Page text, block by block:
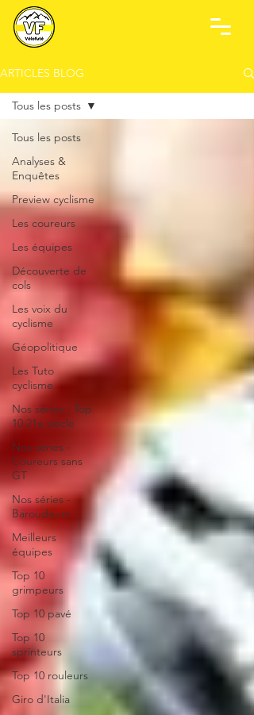
ARTICLES BLOG
Tous les posts
Analyses &
Enquêtes
Preview cyclisme
Les coureurs
Les équipes
Découverte de
cols
Les voix du
cyclisme
Géopolitique
Les Tuto
cyclisme
Nos séries - Top
10 21e siècle
Nos séries -
Coureurs sans
GT
Nos séries -
Baroudeurs
Meilleurs
équipes
Top 10
grimpeurs
Top 10 pavé
Top 10
sprinteurs
Top 10 rouleurs
Giro d'Italia
Tous les posts